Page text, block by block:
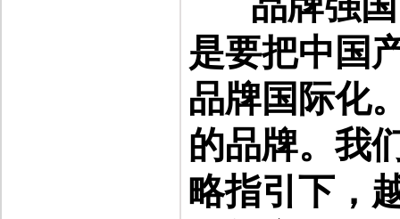
是要把中国
品牌国际化
的品牌。我
略指引下，